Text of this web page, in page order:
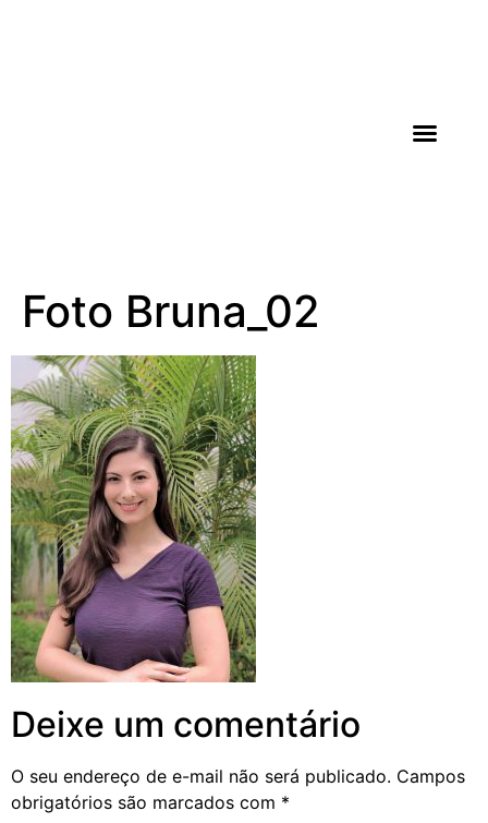
Foto Bruna_02
Deixe um comentário
O seu endereço de e-mail não será publicado. Campos
obrigatórios são marcados com *